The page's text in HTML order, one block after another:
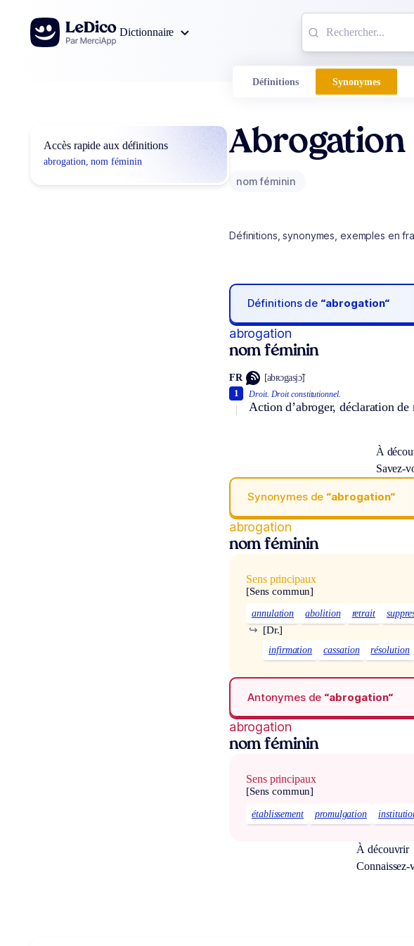
Aller au contenu
Dictionnaire
Définitions Synonymes
Accès rapide aux définitions
abrogation, nom féminin
Abrogation
nom féminin
Définitions, synonymes, exemples en
Définitions de “abrogation“
abrogation
nom féminin
FR [abʀɔgasjɔ̃]
Droit. Droit constitutionnel.
Action d’abroger, déclaration
1
À
Savez-
Synonymes de “abrogation“
abrogation
nom féminin
Sens principaux
[Sens commun]
annulation abolition retrait
[Dr.]
↪
infirmation cassation résolution
Antonymes de “abrogation“
abrogation
nom féminin
Sens principaux
[Sens commun]
établissement promulgation
À découvrir